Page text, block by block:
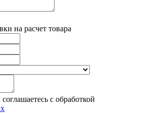
на расчет товара
с обработкой